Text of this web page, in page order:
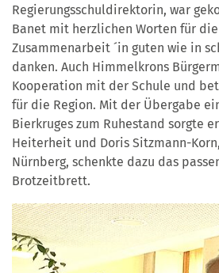
Regierungsschuldirektorin, war
Banet mit herzlichen Worten für
Zusammenarbeit ´in guten wie in
danken. Auch Himmelkrons
Kooperation mit der Schule und
für die Region. Mit der Übergabe
Bierkruges zum Ruhestand sorgte
Heiterheit und Doris Sitzmann-
Nürnberg, schenkte dazu das
Brotzeitbrett.